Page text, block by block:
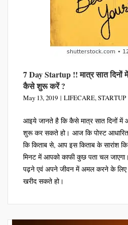
7 Day Startup !! मात्र सात
कैसे शुरू करें ?
May 13, 2019 LIFECARE,STARTUP
आइये जानते है कि कैसे मात्र सात दिनों
शुरू कर सकते हो। आज कि पोस्ट
कि किताब से, आप इस किताब के सारांश कि
मिनट में आपको काफी कुछ पता चल
पढ़ने एवं अपने जीवन में अमल करने के लिए
खरीद सकते हो।